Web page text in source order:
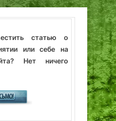
статью о
или себе на
Нет ничего